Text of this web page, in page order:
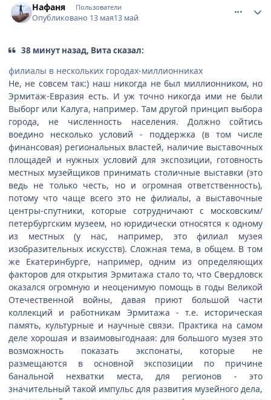
Нафаня Пользователи
Опубликовано 13 мая13 май
38 минут назад, Вита сказал:
филиалы в нескольких городах-миллионниках
Не, не совсем так:) наш никогда не был миллионником, но
Эрмитаж-Евразия есть. И уж точно никогда ими не были
Выборг или Калуга, например. Там другой принцип выбора
города, не численность населения. Должно сойтись
воедино несколько условий - поддержка (в том числе
финансовая) региональных властей, наличие выставочных
площадей и нужных условий для экспозиции, готовность
местных музейщиков принимать столичные выставки (это
ведь не только честь, но и огромная ответственность),
потому что чаще всего это не филиалы, а выставочные
центры-спутники, которые сотрудничают с московским/
петербургским музеем, но юридически относятся к одному
из местных (у нас, например, это филиал музея
изобразительных искусств). Сложная тема, в общем. В том
же Екатеринбурге, например, одним из определяющих
факторов для открытия Эрмитажа стало то, что Свердловск
оказался огромную и неоценимую помощь в годы Великой
Отечественной войны, давая приют большой части
коллекций и работникам Эрмитажа - т.е. историческая
память, культурные и научные связи. Практика на самом
деле хорошая и взаимовыгоднаая: для большого музея это
возможность показать экспонаты, которые не
размещаются в основной экспозиции по причине
банальной нехватки места, для регионов - это
значительный такой импульс для развития музейного дела,